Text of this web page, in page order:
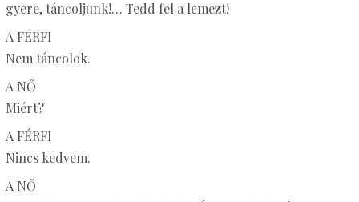
gyere, táncoljunk!… Tedd fel a lemezt!
A FÉRFI
Nem táncolok.
A NŐ
Miért?
A FÉRFI
Nincs kedvem.
A NŐ